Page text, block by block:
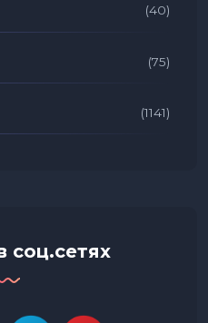
(40)
(75)
(1141)
соц.сетях